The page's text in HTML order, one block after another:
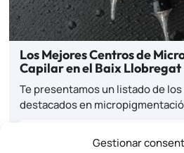
Gestionar
Los Mejores Centros de
Capilar en el Baix Llobregat
Te presentamos un listado de
destacados en